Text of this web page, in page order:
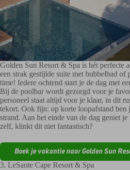
Golden Sun Resort & Spa is hét perfecte
een strak gestijlde suite met bubbelbad
time! Iedere ochtend start je de dag met
Bij de poolbar wordt gezorgd voor je
personeel staat altijd voor je klaar, in dit
tekort. Ook fijn: op korte loopafstand
strand. Aan het einde van de dag geniet
zelf, klinkt dit niet fantastisch?
Boek je vakantie naar Golden Sun
3. LeSante Cape Resort & Spa